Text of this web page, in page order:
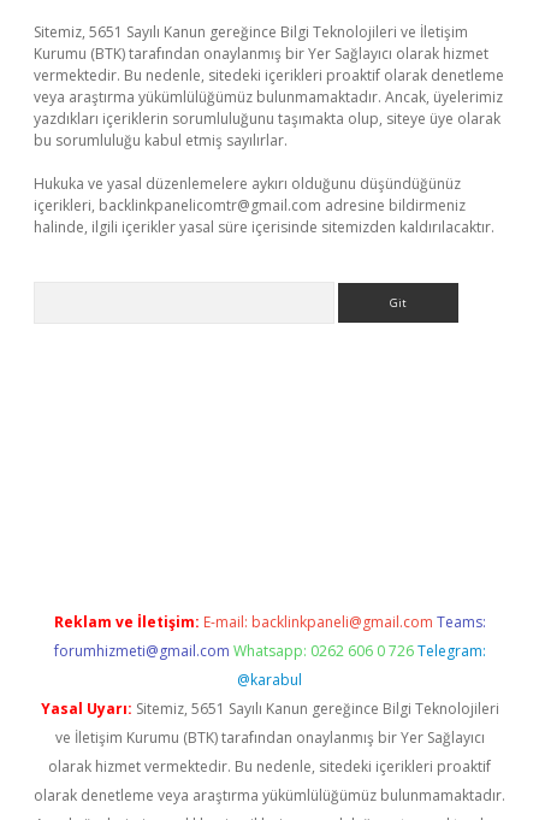
Sitemiz, 5651 Sayılı Kanun gereğince Bilgi Teknolojileri ve İletişim
Kurumu (BTK) tarafından onaylanmış bir Yer Sağlayıcı olarak hizmet
vermektedir. Bu nedenle, sitedeki içerikleri proaktif olarak denetleme
veya araştırma yükümlülüğümüz bulunmamaktadır. Ancak, üyelerimiz
yazdıkları içeriklerin sorumluluğunu taşımakta olup, siteye üye olarak
bu sorumluluğu kabul etmiş sayılırlar.
Hukuka ve yasal düzenlemelere aykırı olduğunu düşündüğünüz
içerikleri, backlinkpanelicomtr@gmail.com adresine bildirmeniz
halinde, ilgili içerikler yasal süre içerisinde sitemizden kaldırılacaktır.
Reklam ve İletişim: E-mail: backlinkpaneli@gmail.com Teams:
forumhizmeti@gmail.com Whatsapp: 0262 606 0 726 Telegram:
@karabul
Yasal Uyarı: Sitemiz, 5651 Sayılı Kanun gereğince Bilgi Teknolojileri
ve İletişim Kurumu (BTK) tarafından onaylanmış bir Yer Sağlayıcı
olarak hizmet vermektedir. Bu nedenle, sitedeki içerikleri proaktif
olarak denetleme veya araştırma yükümlülüğümüz bulunmamaktadır.